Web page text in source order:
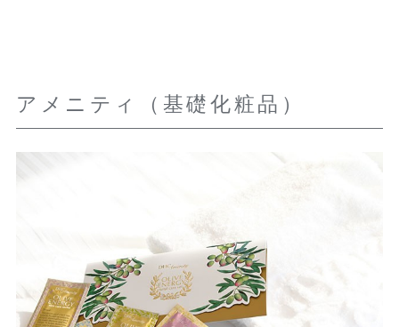
アメニティ（基礎化粧品）